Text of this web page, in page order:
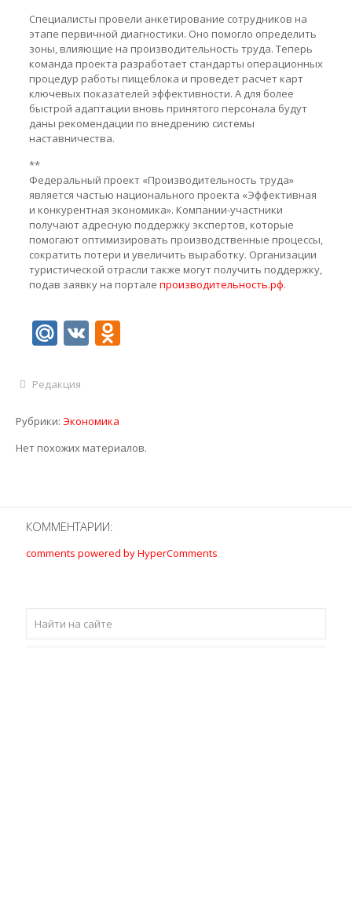
Специалисты провели анкетирование сотрудников на
этапе первичной диагностики. Оно помогло определить
зоны, влияющие на производительность труда. Теперь
команда проекта разработает стандарты операционных
процедур работы пищеблока и проведет расчет карт
ключевых показателей эффективности. А для более
быстрой адаптации вновь принятого персонала будут
даны рекомендации по внедрению системы
наставничества.
**
Федеральный проект «Производительность труда»
является частью национального проекта «Эффективная
и конкурентная экономика». Компании-участники
получают адресную поддержку экспертов, которые
помогают оптимизировать производственные процессы,
сократить потери и увеличить выработку. Организации
туристической отрасли также могут получить поддержку,
подав заявку на портале производительность.рф.
Mail.Ru
VKOdnoklassniki
Редакция
Рубрики: Экономика
Нет похожих материалов.
КОММЕНТАРИИ:
comments powered by HyperComments